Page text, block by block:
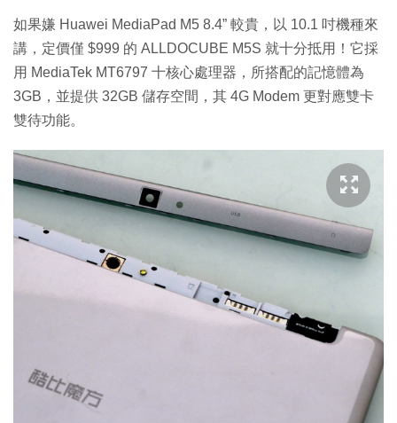
如果嫌 Huawei MediaPad M5 8.4” 較貴，以 10.1 吋機種來
講，定價僅 $999 的 ALLDOCUBE M5S 就十分抵用！它採
用 MediaTek MT6797 十核心處理器，所搭配的記憶體為
3GB，並提供 32GB 儲存空間，其 4G Modem 更對應雙卡
雙待功能。